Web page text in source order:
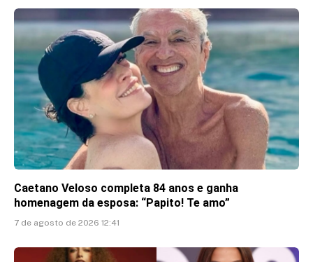
Caetano Veloso completa 84 anos e ganha
homenagem da esposa: “Papito! Te amo”
7 de agosto de 2026 12:41